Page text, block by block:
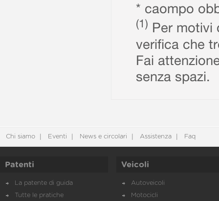
* caompo
(1) Per motivi
verifica che
Fai
senza spazi.
Chi siamo Eventi News e circolari Assistenza Faq
Patenti
La patente di guida
Tutte le pratiche
Veicoli
Autoveicoli
Motocicli